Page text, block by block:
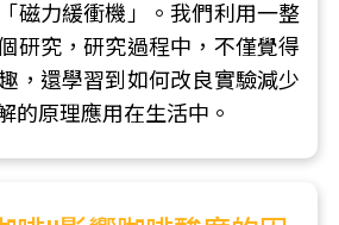
磁力緩衝機」。我們利用一整
研究，研究過程中，不僅覺得
，還學習到如何改良實驗減少
的原理應用在生活中。